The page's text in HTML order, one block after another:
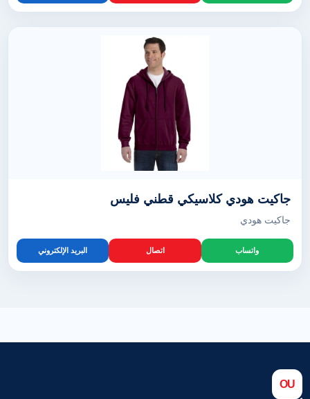
جاكيت هودي كلاسيكي قطني فليس
جاكيت هودي
واتساب اتصال البريد الإلكتروني
OU